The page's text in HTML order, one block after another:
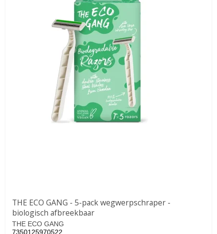
THE ECO GANG - 5-pack wegwerpschraper -
biologisch afbreekbaar
THE ECO GANG
7350125970522